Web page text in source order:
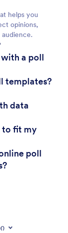
helps you
opinions,
a poll
templates?
data
to fit my
poll